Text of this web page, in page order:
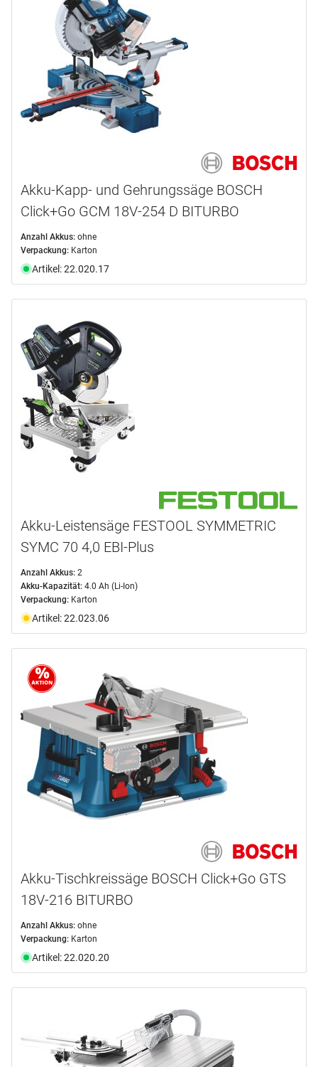
Akku-Kapp- und Gehrungssäge BOSCH
Click+Go GCM 18V-254 D BITURBO
Anzahl Akkus: ohne
Verpackung: Karton
Artikel: 22.020.17
Akku-Leistensäge FESTOOL SYMMETRIC
SYMC 70 4,0 EBI-Plus
Anzahl Akkus: 2
Akku-Kapazität: 4.0 Ah (Li-Ion)
Verpackung: Karton
Artikel: 22.023.06
Akku-Tischkreissäge BOSCH Click+Go GTS
18V-216 BITURBO
Anzahl Akkus: ohne
Verpackung: Karton
Artikel: 22.020.20